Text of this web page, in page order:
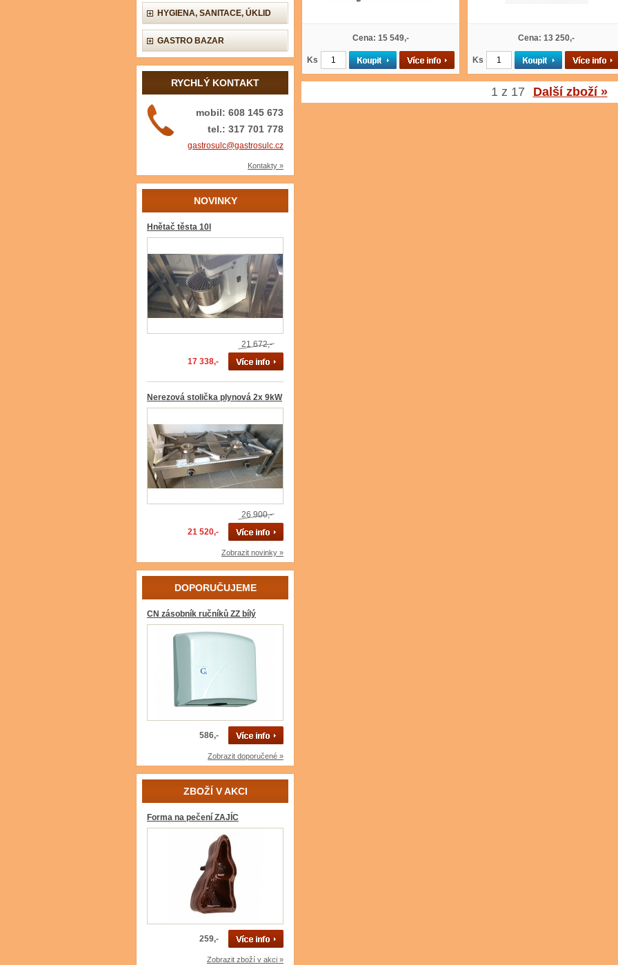
HYGIENA, SANITACE, ÚKLID
GASTRO BAZAR
RYCHLÝ KONTAKT
mobil: 608 145 673
tel.: 317 701 778
gastrosulc@gastrosulc.cz
Kontakty »
NOVINKY
Hnětač těsta 10l
21 672,-
17 338,-
Nerezová stolička plynová 2x 9kW
26 900,-
21 520,-
Zobrazit novinky »
DOPORUČUJEME
CN zásobník ručníků ZZ bílý
586,-
Zobrazit doporučené »
ZBOŽÍ V AKCI
Forma na pečení ZAJÍC
259,-
Zobrazit zboží v akci »
Cena: 15 549,-
Ks
Cena: 13 250,-
Ks
1 z 17 Další zboží »